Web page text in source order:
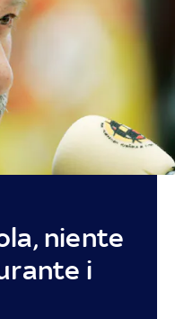
niente
i